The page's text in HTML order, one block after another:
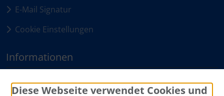
E-Mail Signatur
Cookie Einstellungen
Informationen
Sitemap
Diese Webseite verwendet Cookies und